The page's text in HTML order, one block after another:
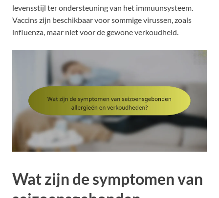
levensstijl ter ondersteuning van het immuunsysteem.
Vaccins zijn beschikbaar voor sommige virussen, zoals
influenza, maar niet voor de gewone verkoudheid.
Wat zijn de symptomen van